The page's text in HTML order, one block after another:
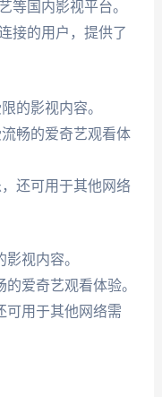
等国内影视平台。
接的用户，提供了
的影视内容。
畅的爱奇艺观看体
还可用于其他网络
视内容。
爱奇艺观看体验。
可用于其他网络需